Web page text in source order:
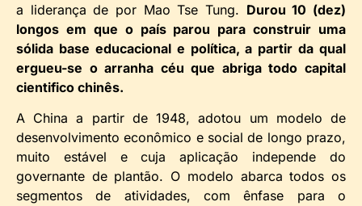
a liderança de por Mao Tse Tung. Durou 10 (dez)
longos em que o país parou para construir uma
sólida base educacional e política, a partir da qual
ergueu-se o arranha céu que abriga todo capital
cientifico chinês.
A China a partir de 1948, adotou um modelo de
desenvolvimento econômico e social de longo prazo,
muito estável e cuja aplicação independe do
governante de plantão. O modelo abarca todos os
segmentos de atividades, com ênfase para o